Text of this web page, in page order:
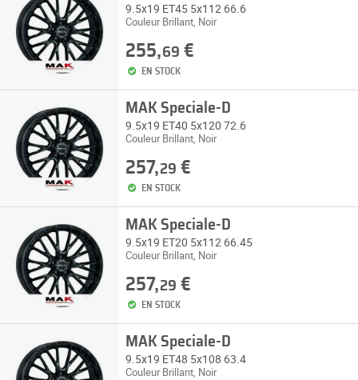
9.5x19 ET45 5x112 66.6
Couleur Brillant, Noir
255,69 €
EN STOCK
MAK Speciale-D
9.5x19 ET40 5x120 72.6
Couleur Brillant, Noir
257,29 €
EN STOCK
MAK Speciale-D
9.5x19 ET20 5x112 66.45
Couleur Brillant, Noir
257,29 €
EN STOCK
MAK Speciale-D
9.5x19 ET48 5x108 63.4
Couleur Brillant, Noir